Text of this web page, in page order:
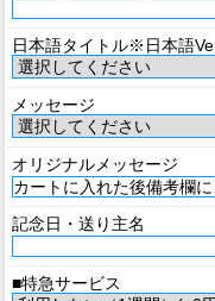
日本語タイトル※日本語
メッセージ
オリジナルメッセージ
記念日・送り主名
■特急サービス